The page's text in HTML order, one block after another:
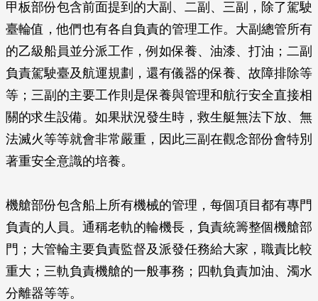
甲板部份包含前面提到的大副、二副、三副，除了駕駛
臺輪值，他們也有各自負責的管理工作。大副總管所有
的乙級船員並分派工作，例如保養、油漆、打油；二副
負責駕駛臺及航運規劃，還有儀器的保養、故障排除等
等；三副的主要工作則是保養與管理和航行安全直接相
關的求生設備。如果狀況發生時，救生艇無法下放、無
法滅火等等就會非常嚴重，因此三副在觀念部份會特別
著重安全意識的培養。
機艙部份包含船上所有機械的管理，每個項目都有專門
負責的人員。通稱老軌的輪機長，負責統籌整個機艙部
門；大管輪主要負責監督及派發任務給大家，職責比較
重大；三軌負責機艙的一般事務；四軌負責加油、濁水
分離器等等。